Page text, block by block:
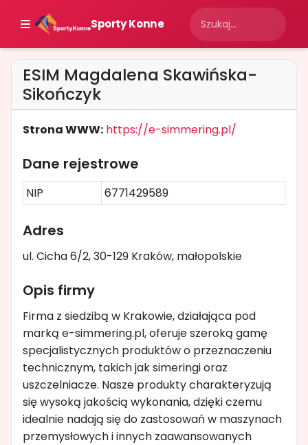
Sporty Konne
ESIM Magdalena Skawińska-
Sikończyk
Strona WWW: https://e-simmering.pl/
Dane rejestrowe
NIP 6771429589
Adres
ul. Cicha 6/2, 30-129 Kraków, małopolskie
Opis firmy
Firma z siedzibą w Krakowie, działająca pod
marką e-simmering.pl, oferuje szeroką gamę
specjalistycznych produktów o przeznaczeniu
technicznym, takich jak simeringi oraz
uszczelniacze. Nasze produkty charakteryzują
się wysoką jakością wykonania, dzięki czemu
idealnie nadają się do zastosowań w maszynach
przemysłowych i innych zaawansowanych